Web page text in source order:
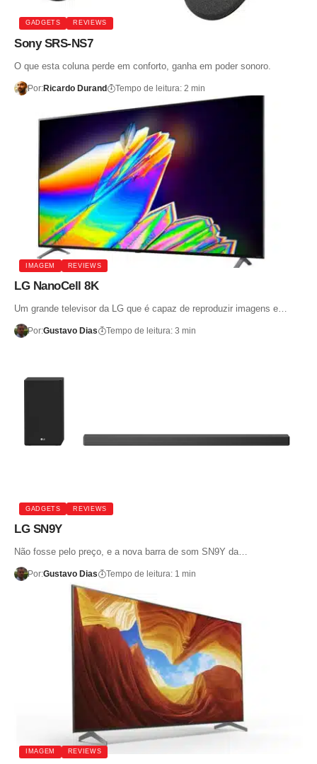
GADGETS REVIEWS
Sony SRS-NS7
O que esta coluna perde em conforto, ganha em poder sonoro.
Por:Ricardo Durand Tempo de leitura: 2 min
IMAGEM REVIEWS
LG NanoCell 8K
Um grande televisor da LG que é capaz de reproduzir imagens e…
Por:Gustavo Dias Tempo de leitura: 3 min
GADGETS REVIEWS
LG SN9Y
Não fosse pelo preço, e a nova barra de som SN9Y da…
Por:Gustavo Dias Tempo de leitura: 1 min
IMAGEM REVIEWS